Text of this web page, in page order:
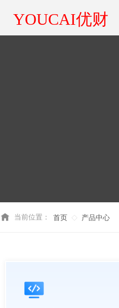
首页 ◇ 产品中心
当前位置：
YOUCAI优财